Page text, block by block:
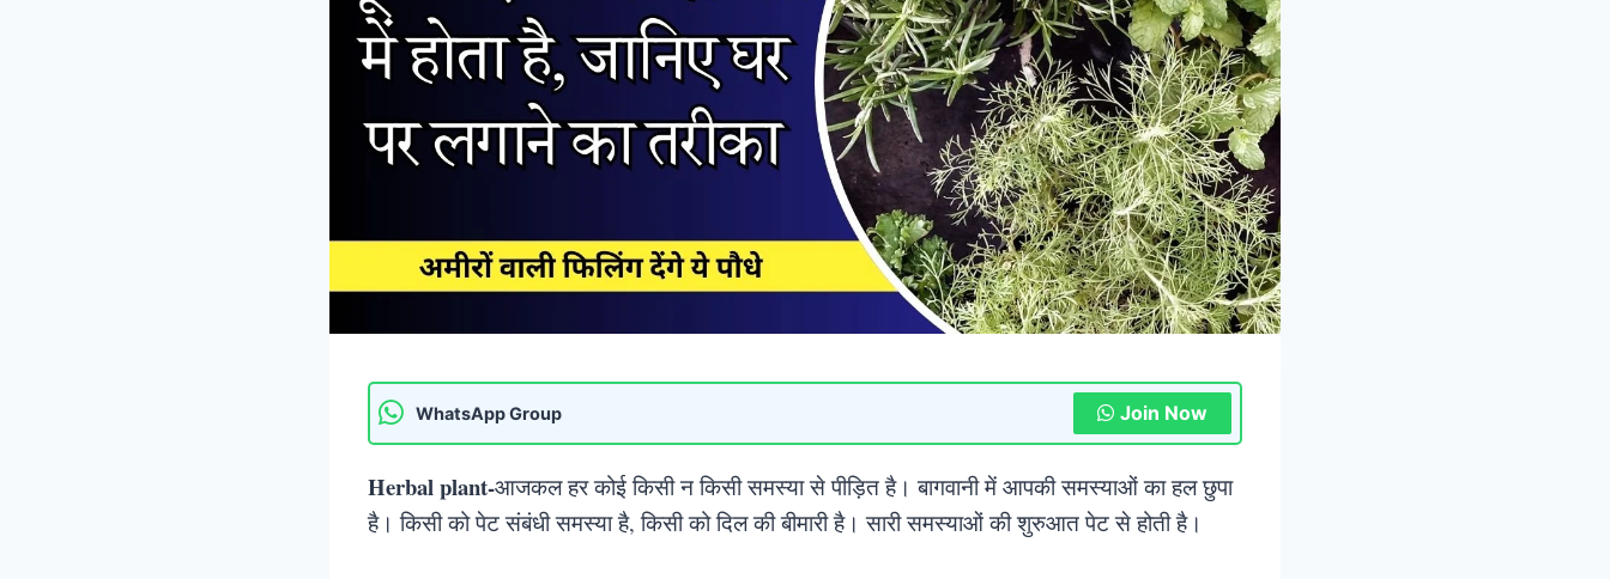
WhatsApp Group Join Now
Herbal plant-आजकल हर कोई किसी न किसी समस्या से पीड़ित है। बागवानी में आपकी समस्याओं का हल छुपा
है। किसी को पेट संबंधी समस्या है, किसी को दिल की बीमारी है। सारी समस्याओं की शुरुआत पेट से होती है।